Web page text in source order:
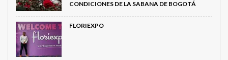
CONDICIONES DE LA SABANA DE BOGOTÁ
FLORIEXPO